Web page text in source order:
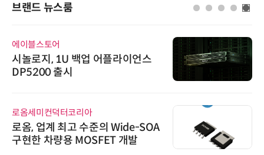
브랜드 뉴스룸
에이블스토어
시놀로지, 1U 백업 어플라이언스
DP5200 출시
로옴세미컨덕터코리아
로옴, 업계 최고 수준의 Wide-SOA
구현한 차량용 MOSFET 개발